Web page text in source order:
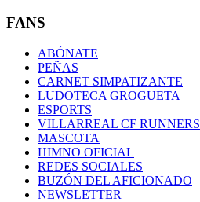
FANS
ABÓNATE
PEÑAS
CARNET SIMPATIZANTE
LUDOTECA GROGUETA
ESPORTS
VILLARREAL CF RUNNERS
MASCOTA
HIMNO OFICIAL
REDES SOCIALES
BUZÓN DEL AFICIONADO
NEWSLETTER